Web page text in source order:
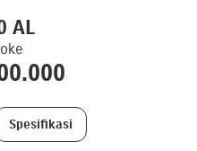
AL
Spesifikasi